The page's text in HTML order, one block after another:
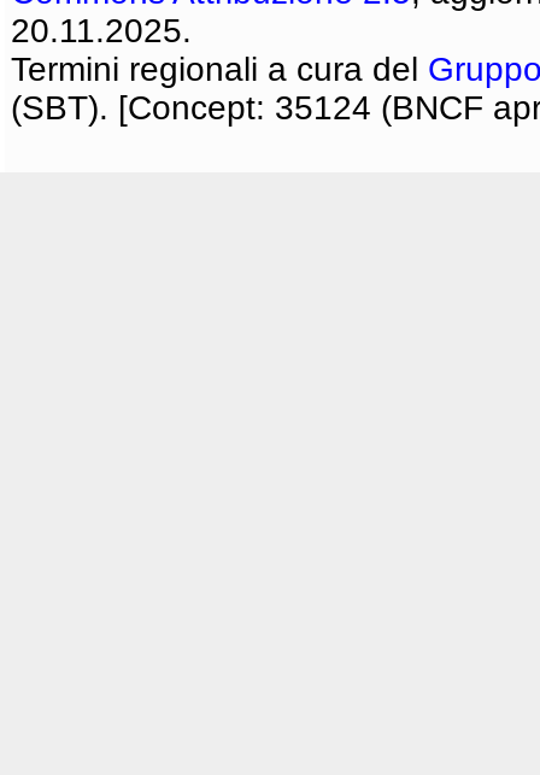
20.11.2025.
Termini regionali a cura del
(SBT). [Concept: 35124 (BNCF